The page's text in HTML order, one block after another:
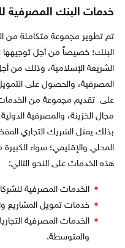
خدمات البنك المصرفية
تم تطوير مجموعة متكاملة من
البنك؛ خصيصاً من أجل توجيهها
الشريعة الإسلامية، وذلك من
المصرفية، والحصول على
على تقديم مجموعة من الخدمات
مجال الخزينة، والمصرفية
بذلك يمثل الشريك التجاري
المحلي والإقليمي؛ سواء
هذه الخدمات على النحو التالي:
الخدمات المصرفية
خدمات تمويل المشاريع
الخدمات المصرفية
والمتوسطة.